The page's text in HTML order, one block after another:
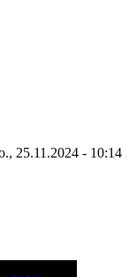
25.11.2024 - 10:14